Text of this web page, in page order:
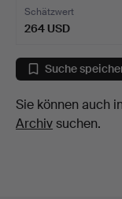
Schätzwert
264 USD
Suche
Sie können auch in
Archivsuchen.